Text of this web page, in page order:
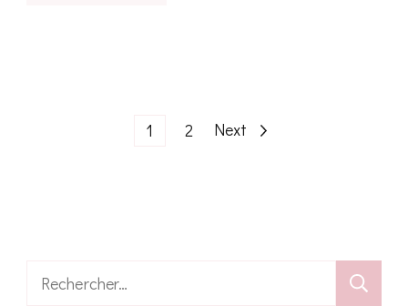
Pagination
Page
1 Page
2 Next
Rechercher :